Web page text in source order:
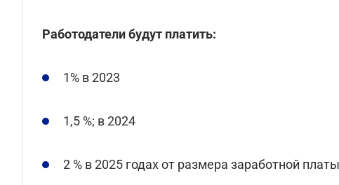
Работодатели будут платить:
1% в 2023
1,5 %; в 2024
2 % в 2025 годах от размера заработной